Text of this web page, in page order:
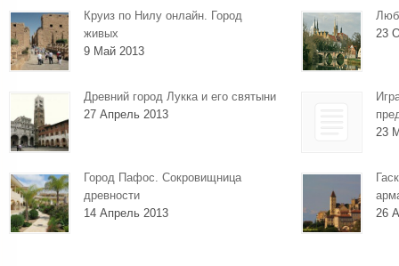
Круиз по Нилу онлайн. Город
живых
9 Май 2013
Древний город Лукка и его святыни
27 Апрель 2013
Город Пафос. Сокровищница
древности
14 Апрель 2013
23
23
26